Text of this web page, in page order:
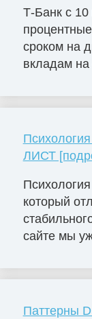
Т-Банк с
сроком на
вкладам на
ЛИСТ
который
сайте мы
Паттерны